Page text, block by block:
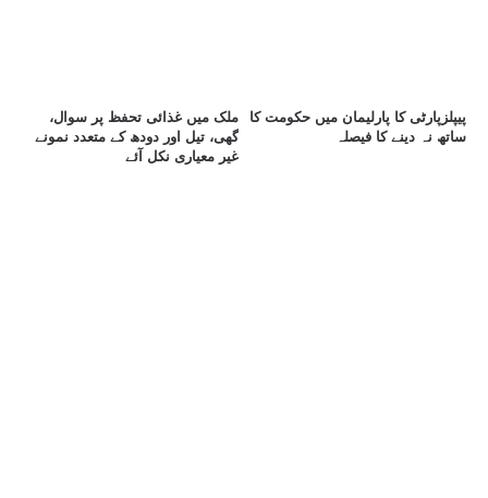
ملک میں غذائی تحفظ پر سوال،
گھی، تیل اور دودھ کے متعدد نمونے
غیر معیاری نکل آئے
پیپلزپارٹی کا پارلیمان میں حکومت کا
ساتھ نہ دینے کا فیصلہ